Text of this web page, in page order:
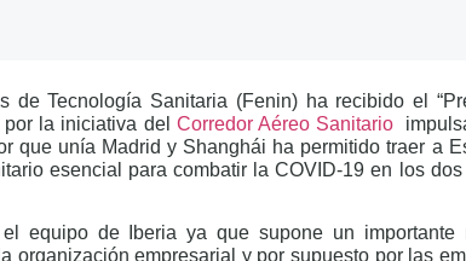
de Tecnología Sanitaria (Fenin) ha recibido el
la iniciativa del Corredor Aéreo Sanitario
que unía Madrid y Shanghái ha permitido traer a
esencial para combatir la COVID-19 en los
equipo de Iberia ya que supone un importante
organización empresarial y por supuesto por las